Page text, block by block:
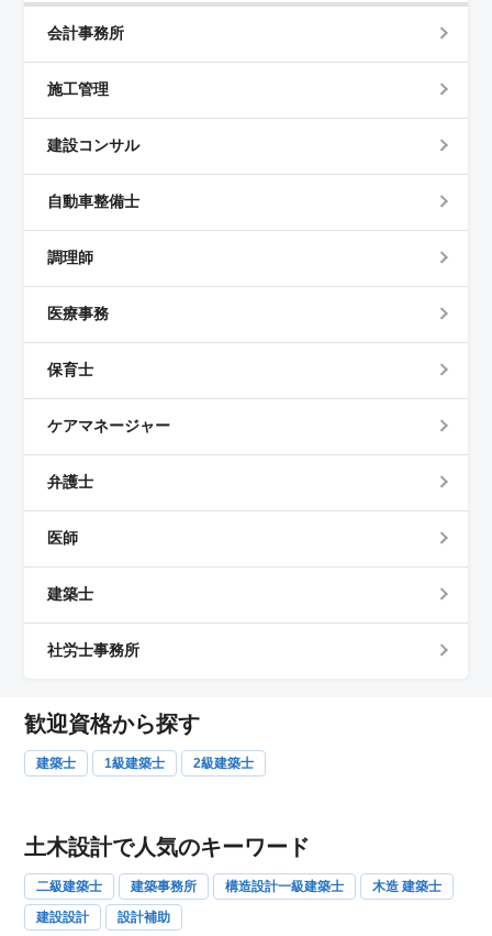
会計事務所
施工管理
建設コンサル
自動車整備士
調理師
医療事務
保育士
ケアマネージャー
弁護士
医師
建築士
社労士事務所
歓迎資格から探す
建築士 1級建築士 2級建築士
土木設計で人気のキーワード
二級建築士 建築事務所 構造設計一級建築士
木造 建築士
建設設計
設計補助